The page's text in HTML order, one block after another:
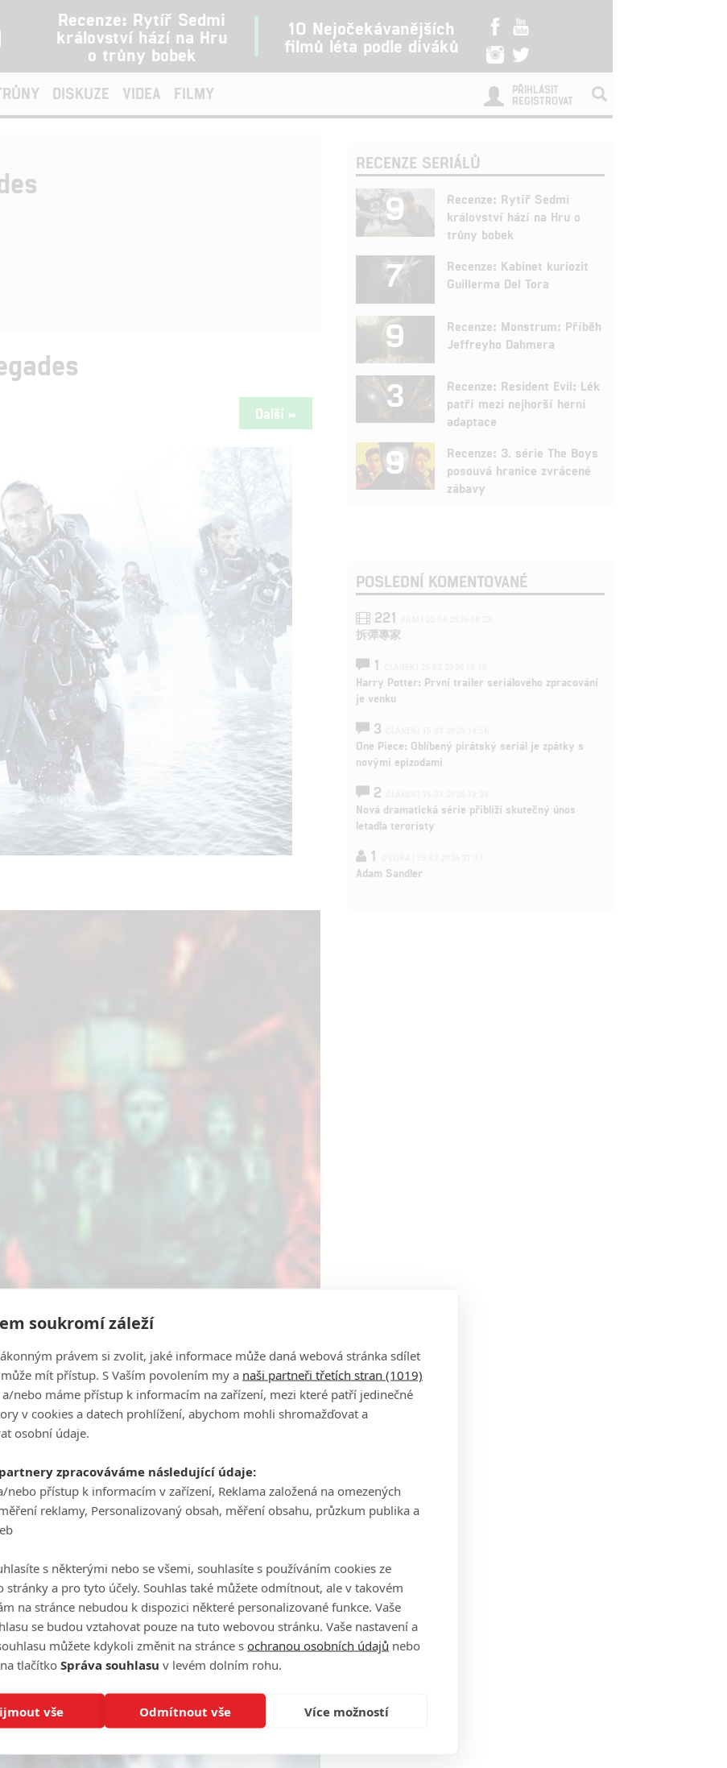
Recenze: Rytíř Sedmi
království hází na Hru
o trůny bobek
10 Nejočekávanějších
filmů léta podle diváků
DISKUZE VIDEA FILMY
PŘIHLÁSIT
REGISTROVAT
Další »
RECENZE SERIÁLŮ
9
Recenze: Rytíř Sedmi
království hází na Hru o
trůny bobek
7
Recenze: Kabinet kuriozit
Guillerma Del Tora
9
Recenze: Monstrum: Příběh
Jeffreyho Dahmera
3
Recenze: Resident Evil: Lék
patří mezi nejhorší herní
adaptace
9
Recenze: 3. série The Boys
posouvá hranice zvrácené
zábavy
POSLEDNÍ KOMENTOVANÉ
221
拆彈專家
1
Harry Potter: První trailer seriálového zpracování
je venku
3
One Piece: Oblíbený pirátský seriál je zpátky s
novými epizodami
2
Nová dramatická série přiblíží skutečný únos
letadla teroristy
1
Adam Sandler
soukromí záleží
právem si zvolit, jaké informace může daná webová stránka sdílet
mít přístup. S Vaším povolením my a naši partneři třetích stran (1019)
nebo máme přístup k informacím na zařízení, mezi které patří jedinečné
v cookies a datech prohlížení, abychom mohli shromažďovat a
osobní údaje.
zpracováváme následující údaje:
nebo přístup k informacím v zařízení, Reklama založená na omezených
reklamy, Personalizovaný obsah, měření obsahu, průzkum publika a
s některými nebo se všemi, souhlasíte s používáním cookies ze
stránky a pro tyto účely. Souhlas také můžete odmítnout, ale v takovém
na stránce nebudou k dispozici některé personalizované funkce. Vaše
se budou vztahovat pouze na tuto webovou stránku. Vaše nastavení a
můžete kdykoli změnit na stránce sochranou osobních údajů nebo
tlačítkoSpráva souhlasu v levém dolním rohu.
vše Odmítnout vše Více možností